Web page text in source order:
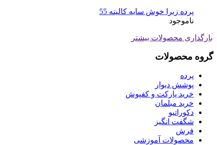
پرده زبرا خوش سایه کالیته 55
ناموجود
بارگذاری محصولات بیشتر
محصولات
پرده
پوشش دیوار
خرید پارکت و کفپوش
خرید مبلمان
دکوراتیو
شگفت انگیز
فرش
محصولات آموزشی